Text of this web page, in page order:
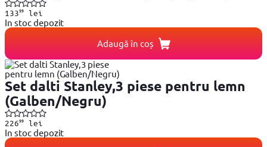
13399lei
In stoc depozit
Adaugă în coș
Set dalti Stanley,3 piese pentru lemn
(Galben/Negru)
22699lei
In stoc depozit